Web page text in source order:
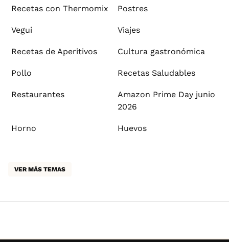
Recetas con Thermomix Postres
Vegui Viajes
Recetas de Aperitivos Cultura gastronómica
Pollo Recetas Saludables
Restaurantes
Amazon Prime Day junio
2026
Horno Huevos
VER MÁS TEMAS